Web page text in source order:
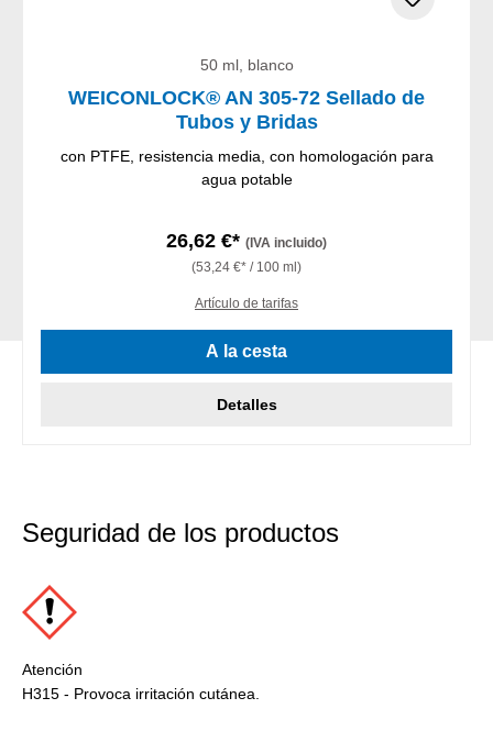
50 ml, blanco
WEICONLOCK® AN 305-72 Sellado de
Tubos y Bridas
con PTFE, resistencia media, con homologación para
agua potable
26,62 €* (IVA incluido)
(53,24 €* / 100 ml)
Artículo de tarifas
A la cesta
Detalles
Seguridad de los productos
Atención
H315 - Provoca irritación cutánea.